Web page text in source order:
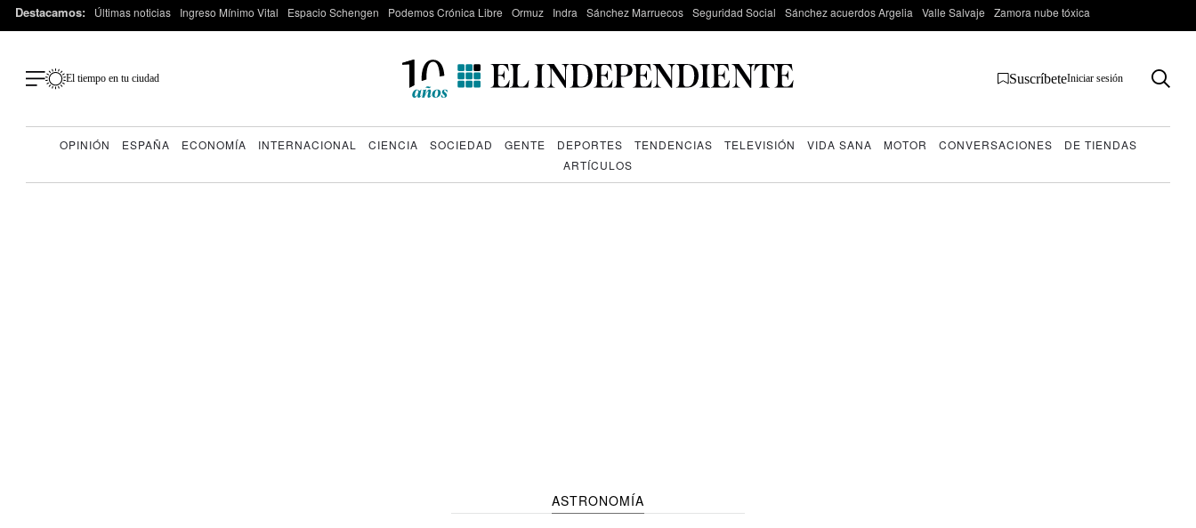
Destacamos: Últimas noticias Ingreso Mínimo Vital Espacio Schengen Podemos Crónica Libre Ormuz Indra Sánchez Marruecos Seguridad Social Sánchez acuerdos Argelia Valle Salvaje Zamora nube tóxica
El tiempo en tu ciudad SuscríbeteIniciar sesión
OPINIÓN ESPAÑA ECONOMÍA INTERNACIONAL CIENCIA SOCIEDAD GENTE DEPORTES TENDENCIAS TELEVISIÓN VIDA SANA MOTOR CONVERSACIONES
DE TIENDAS
ARTÍCULOS
ASTRONOMÍA